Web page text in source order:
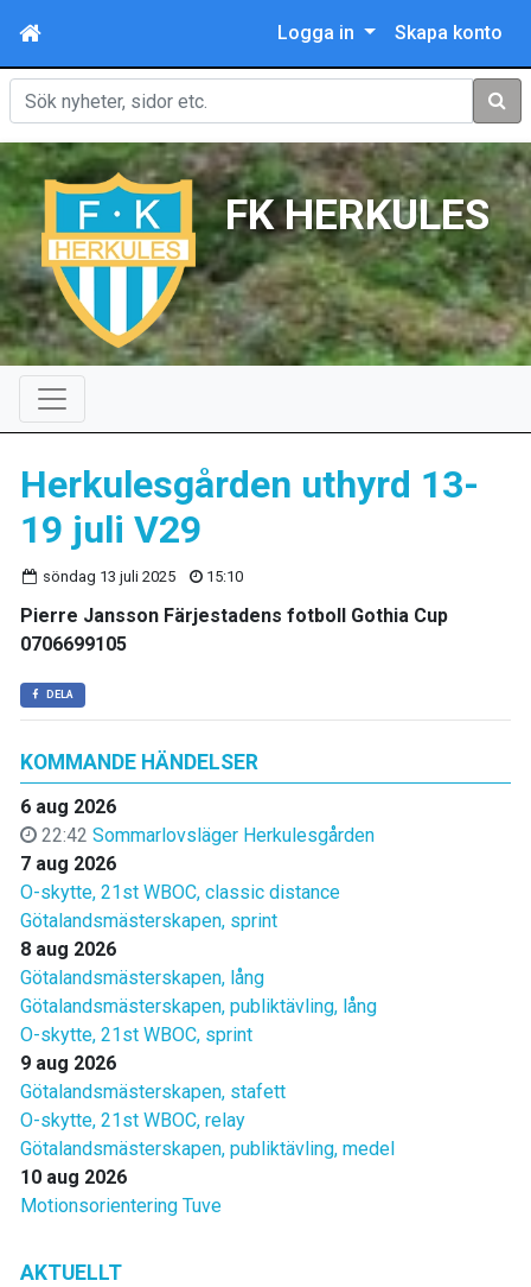
Logga in Skapa konto
Sök
FK HERKULES
KOMMANDE HÄNDELSER
6 aug 2026
22:42 Sommarlovsläger Herkulesgården
7 aug 2026
O-skytte, 21st WBOC, classic distance
Götalandsmästerskapen, sprint
8 aug 2026
Götalandsmästerskapen, lång
Götalandsmästerskapen, publiktävling, lång
O-skytte, 21st WBOC, sprint
9 aug 2026
Götalandsmästerskapen, stafett
O-skytte, 21st WBOC, relay
Götalandsmästerskapen, publiktävling, medel
10 aug 2026
Motionsorientering Tuve
AKTUELLT
Herkulesgården uthyrd 13-
19 juli V29
söndag 13 juli 2025 15:10
Pierre Jansson Färjestadens fotboll Gothia Cup
0706699105
DELA